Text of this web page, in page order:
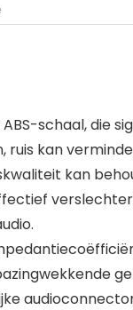
ABS-schaal, die
ruis kan
kan